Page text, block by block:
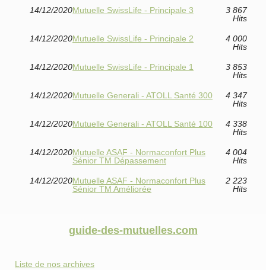
14/12/2020Mutuelle SwissLife - Principale 3
3 867
Hits
14/12/2020Mutuelle SwissLife - Principale 2
4 000
Hits
14/12/2020Mutuelle SwissLife - Principale 1
3 853
Hits
14/12/2020Mutuelle Generali - ATOLL Santé 300
4 347
Hits
14/12/2020Mutuelle Generali - ATOLL Santé 100
4 338
Hits
14/12/2020Mutuelle ASAF - Normaconfort Plus
Sénior TM Dépassement
4 004
Hits
14/12/2020Mutuelle ASAF - Normaconfort Plus
Sénior TM Améliorée
2 223
Hits
guide-des-mutuelles.com
Liste de nos archives